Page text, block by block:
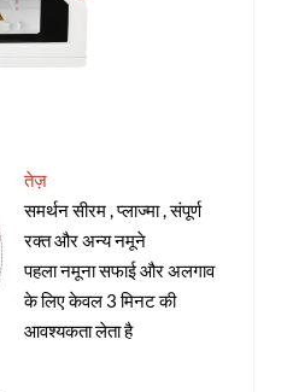
तेज़
समर्थन सीरम , प्लाज्मा , संपूर्ण
रक्त और अन्य नमूने
पहला नमूना सफाई और अलगाव
के लिए केवल 3 मिनट की
आवश्यकता लेता है